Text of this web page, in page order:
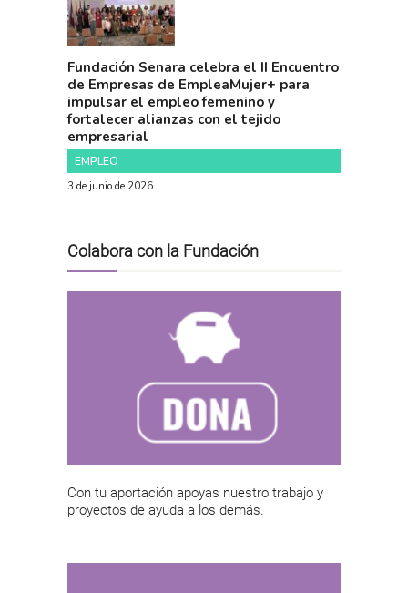
Fundación Senara celebra el II Encuentro
de Empresas de EmpleaMujer+ para
impulsar el empleo femenino y
fortalecer alianzas con el tejido
empresarial
EMPLEO
3 de junio de 2026
Colabora con la Fundación
Con tu aportación apoyas nuestro trabajo y
proyectos de ayuda a los demás.